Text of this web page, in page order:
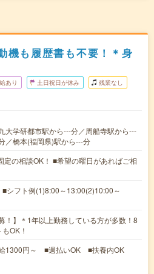
も履歴書も不要！＊身
あり 土日祝日が休み 残業なし
大学研都市駅から---分／周船寺駅から---
／橋本(福岡県)駅から---分
定の相談OK！ ■希望の曜日があればご相
■シフト例(1)8:00～13:00(2)10:00～
！】＊1年以上勤務している方が多数！8
OK！
1300円～ ■週払いOK ■扶養内OK